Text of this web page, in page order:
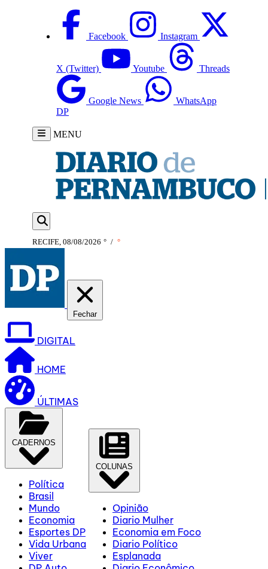
Facebook Instagram
X (Twitter) Youtube Threads
Google News
WhatsApp
DP
MENU
RECIFE, 08/08/2026 ° / °
Fechar
DIGITAL
HOME
ÚLTIMAS
CADERNOS
Política
Brasil
Mundo
Economia
Esportes DP
Vida Urbana
Viver
COLUNAS
Opinião
Diario Mulher
Economia em Foco
Diario Político
Esplanada